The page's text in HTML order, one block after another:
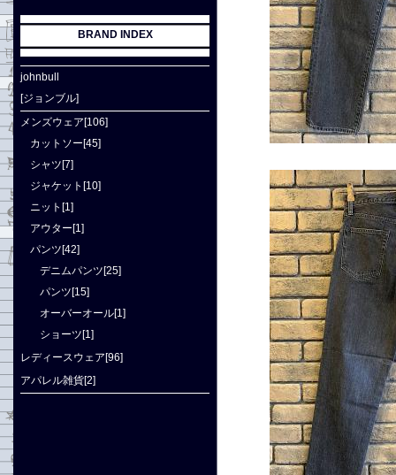
BRAND INDEX
johnbull
[ジョンブル]
メンズウェア[106]
カットソー[45]
シャツ[7]
ジャケット[10]
ニット[1]
アウター[1]
パンツ[42]
デニムパンツ[25]
パンツ[15]
オーバーオール[1]
ショーツ[1]
レディースウェア[96]
アパレル雑貨[2]